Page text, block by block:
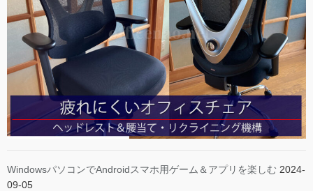
WindowsパソコンでAndroidスマホ用ゲーム＆アプリを楽しむ 2024-
09-05